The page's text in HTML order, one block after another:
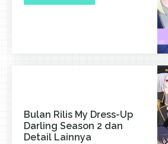
Bulan Rilis My Dress-Up
Darling Season 2 dan
Detail Lainnya